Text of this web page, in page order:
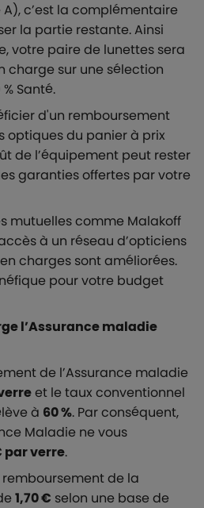
c’est la complémentaire
la partie restante. Ainsi
votre paire de lunettes sera
charge sur une sélection
Santé.
d'un remboursement
optiques du panier à prix
de l’équipement peut rester
garanties offertes par votre
mutuelles comme Malakoff
à un réseau d’opticiens
charges sont améliorées.
pour votre budget
l’Assurance maladie
de l’Assurance maladie
et le taux conventionnel
à 60 %. Par conséquent,
Maladie ne vous
par verre.
de la
1,70 € selon une base de